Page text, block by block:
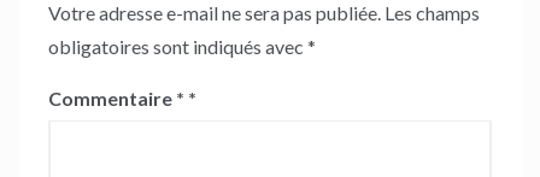
Votre adresse e-mail ne sera pas publiée. Les champs
obligatoires sont indiqués avec *
Commentaire *